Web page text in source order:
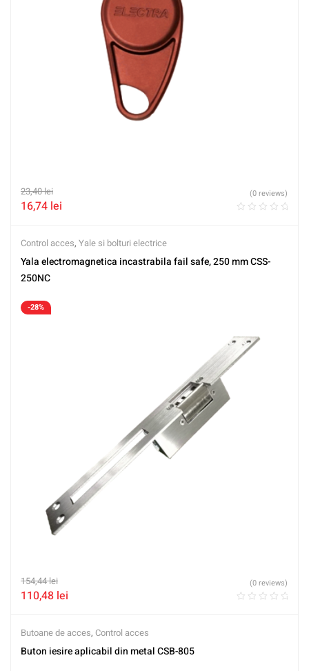
23,40lei
16,74 lei
(0 reviews)
Control acces, Yale si bolturi electrice
Yala electromagnetica incastrabila fail safe, 250 mm CSS-
250NC
-28%
154,44lei
110,48 lei
(0 reviews)
Butoane de acces, Control acces
Buton iesire aplicabil din metal CSB-805